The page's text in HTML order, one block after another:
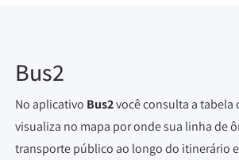
Bus2
No aplicativo Bus2você consulta a
visualiza no mapa por onde sua linha de
transporte público ao longo do itinerário